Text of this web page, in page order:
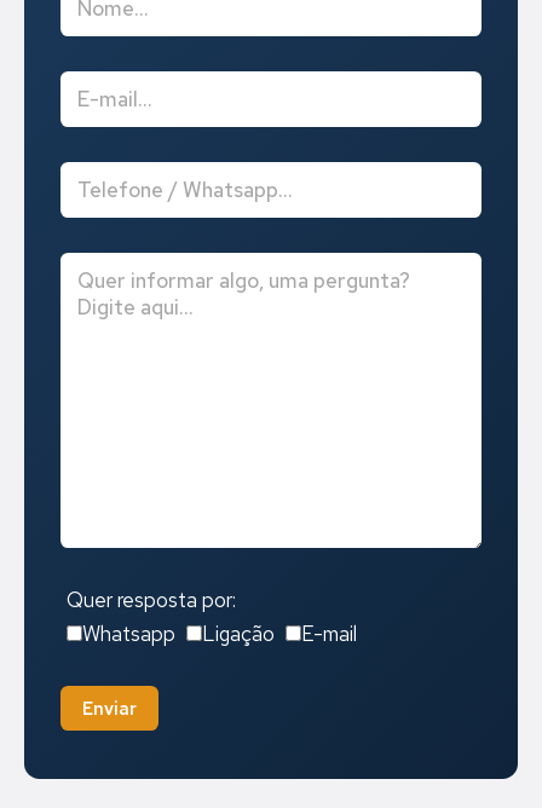
Quer resposta por:
Whatsapp
Ligação E-mail
Enviar